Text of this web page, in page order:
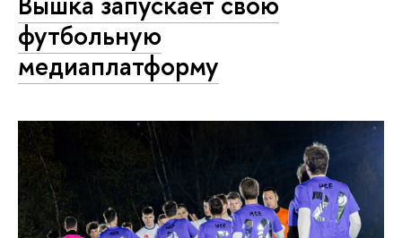
футбольную
медиаплатформу